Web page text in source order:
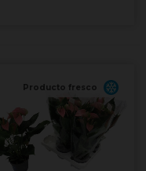
Producto fresco